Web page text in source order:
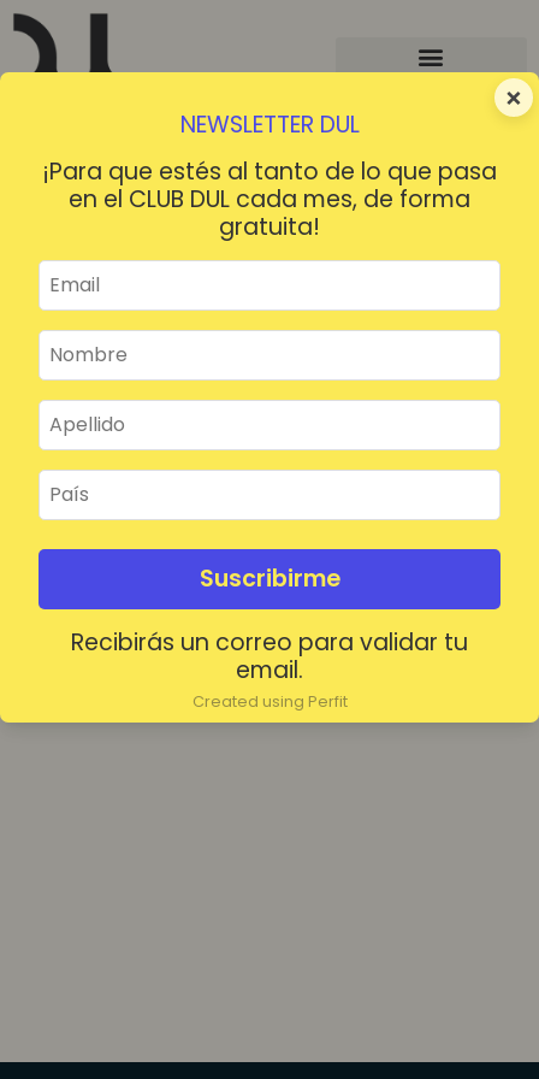
×
NEWSLETTER DUL
¡Para que estés al tanto de lo que pasa
en el CLUB DUL cada mes, de forma
gratuita!
Suscribirme
Recibirás un correo para validar tu
email.
Created using Perfit
¡HOLA!
Mantenerme conectado
Acceder